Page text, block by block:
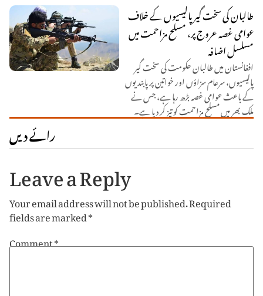
طالبان کی سخت گیر پالیسیوں کے خلاف
عوامی غصہ عروج پر، مسلح مزاحمت میں
مسلسل اضافہ
افغانستان میں طالبان حکومت کی سخت گیر
پالیسیوں، سرعام سزاؤں اور خواتین پر پابندیوں
کے باعث عوامی غصہ بڑھ رہا ہے، جس نے
ملک بھر میں مسلح مزاحمت کو تیز کر دیا ہے۔
رائے دیں
Leave a Reply
Your email address will not be published.Required
fields are marked*
Comment*